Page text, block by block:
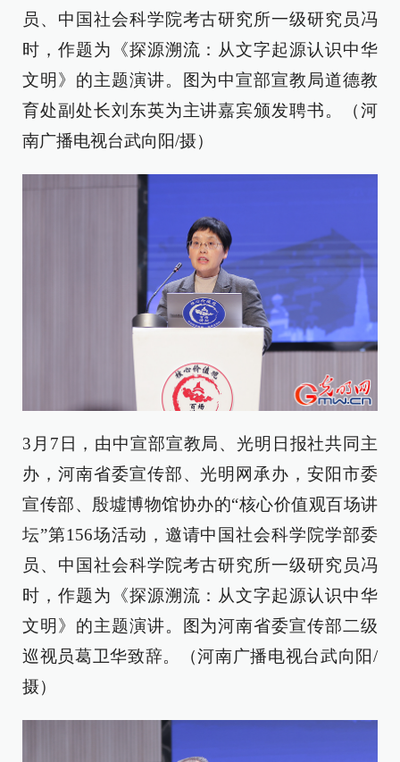
员、中国社会科学院考古研究所一级研究员冯
时，作题为《探源溯流：从文字起源认识中华
文明》的主题演讲。图为中宣部宣教局道德教
育处副处长刘东英为主讲嘉宾颁发聘书。（河
南广播电视台武向阳/摄）
3月7日，由中宣部宣教局、光明日报社共同主
办，河南省委宣传部、光明网承办，安阳市委
宣传部、殷墟博物馆协办的“核心价值观百场讲
坛”第156场活动，邀请中国社会科学院学部委
员、中国社会科学院考古研究所一级研究员冯
时，作题为《探源溯流：从文字起源认识中华
文明》的主题演讲。图为河南省委宣传部二级
巡视员葛卫华致辞。（河南广播电视台武向阳/
摄）